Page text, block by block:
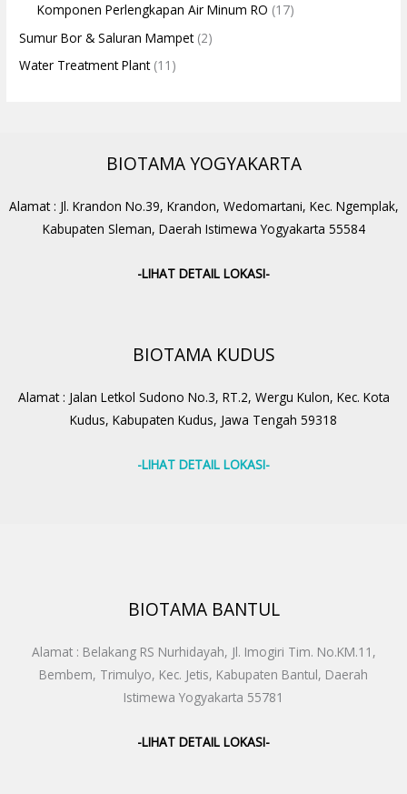
Komponen Perlengkapan Air Minum RO (17)
Sumur Bor & Saluran Mampet(2)
Water Treatment Plant(11)
BIOTAMA YOGYAKARTA
Alamat : Jl. Krandon No.39, Krandon, Wedomartani, Kec. Ngemplak,
Kabupaten Sleman, Daerah Istimewa Yogyakarta 55584
-LIHAT DETAIL LOKASI-
BIOTAMA KUDUS
Alamat : Jalan Letkol Sudono No.3, RT.2, Wergu Kulon, Kec. Kota
Kudus, Kabupaten Kudus, Jawa Tengah 59318
-LIHAT DETAIL LOKASI-
BIOTAMA BANTUL
Alamat : Belakang RS Nurhidayah, Jl. Imogiri Tim. No.KM.11,
Bembem, Trimulyo, Kec. Jetis, Kabupaten Bantul, Daerah
Istimewa Yogyakarta 55781
-LIHAT DETAIL LOKASI-